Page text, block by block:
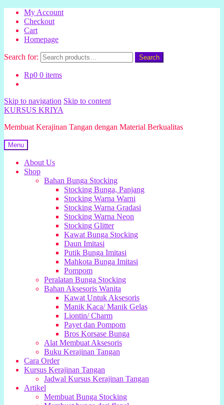
My Account
Checkout
Cart
Homepage
Search for: Search
Rp0 0 items
Skip to navigation Skip to content
KURSUS KRIYA
Membuat Kerajinan Tangan dengan Material Berkualitas
Menu
About Us
Shop
Bahan Bunga Stocking
Stocking Bunga, Panjang
Stocking Warna Warni
Stocking Warna Gradasi
Stocking Warna Neon
Stocking Glitter
Kawat Bunga Stocking
Daun Imitasi
Putik Bunga Imitasi
Mahkota Bunga Imitasi
Pompom
Peralatan Bunga Stocking
Bahan Aksesoris Wanita
Kawat Untuk Aksesoris
Manik Kaca/ Manik Gelas
Liontin/ Charm
Payet dan Pompom
Bros Korsase Bunga
Alat Membuat Aksesoris
Buku Kerajinan Tangan
Cara Order
Kursus Kerajinan Tangan
Jadwal Kursus Kerajinan Tangan
Artikel
Membuat Bunga Stocking